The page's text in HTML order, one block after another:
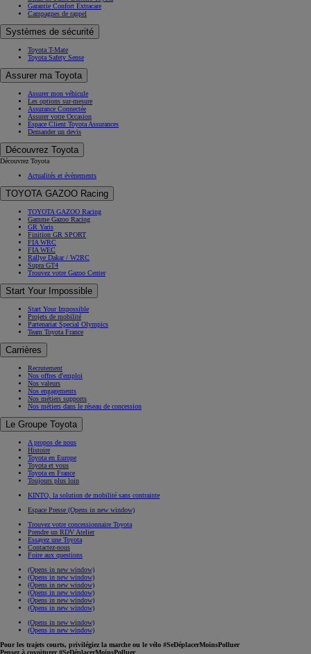
Garantie Confort Extracare
Campagnes de rappel
Systèmes de sécurité
Toyota T-Mate
Toyota Safety Sense
Assurer ma Toyota
Assurer mon véhicule
Les options sur-mesure
Assurance Connectée
Assurer votre Occasion
Espace Client Toyota Assurances
Demander un devis
Découvrez Toyota
Découvrez Toyota
Actualités et évènements
TOYOTA GAZOO Racing
TOYOTA GAZOO Racing
Gamme Gazoo Racing
GR Yaris
Finition GR SPORT
FIA WRC
FIA WEC
Rallye Dakar / W2RC
Supra GT4
Trouvez votre Gazoo Center
Start Your Impossible
Start Your Impossible
Projets de mobilité
Partenariat Special Olympics
Team Toyota France
Carrières
Recrutement
Nos offres d'emploi
Nos valeurs
Nos engagements
Nos métiers supports
Nos métiers dans le réseau de concession
Le Groupe Toyota
A propos de nous
Histoire
Toyota en Europe
Toyota et vous
Toyota en France
Toujours plus loin
KINTO, la solution de mobilité sans contrainte
Espace Presse (Opens in new window)
Trouvez votre concessionnaire Toyota
Prendre un RDV Atelier
Essayez une Toyota
Contactez-nous
Foire aux questions
(Opens in new window)
(Opens in new window)
(Opens in new window)
(Opens in new window)
(Opens in new window)
(Opens in new window)
(Opens in new window)
(Opens in new window)
Pour les trajets courts, privilégiez la marche ou le vélo #SeDéplacerMoinsPolluer
Pensez à covoiturer #SeDéplacerMoinsPolluer